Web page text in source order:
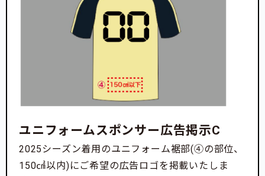
ユニフォームスポンサー広告掲示C
2025シーズン着用のユニフォーム裾部(④の部位、
150㎠以内)にご希望の広告ロゴを掲載いたしま